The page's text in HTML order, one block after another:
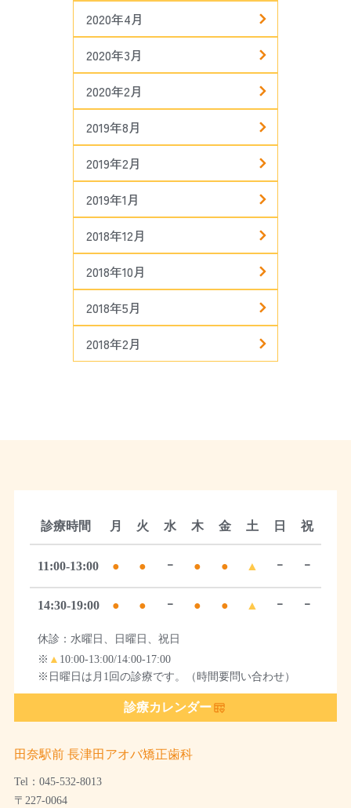
2020年4月
2020年3月
2020年2月
2019年8月
2019年2月
2019年1月
2018年12月
2018年10月
2018年5月
2018年2月
診療時間 月 火 水 木 金 土 日 祝
11:00-13:00 ● ● ｰ ● ● ▲ ｰ ｰ
14:30-19:00 ● ● ｰ ● ● ▲ ｰ ｰ
休診：水曜日、日曜日、祝日
※ ▲ 10:00-13:00/14:00-17:00
※日曜日は月1回の診療です。（時間要問い合わせ）
診療カレンダー
田奈駅前 長津田アオバ矯正歯科
Tel：045-532-8013
〒227-0064